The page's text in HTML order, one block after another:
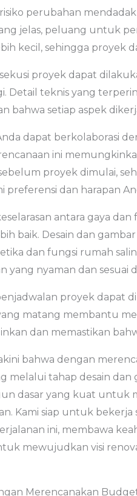
perubahan
jelas, peluang untuk
kecil, sehingga proyek
proyek dapat
Detail teknis yang
bahwa setiap aspek
dapat berkolaborasi
ini
proyek dimulai,
preferensi dan harapan
antara gaya
baik. Desain dan
dan fungsi rumah
yang nyaman dan sesuai
proyek dapat
matang membantu
dan memastikan
bahwa dengan
melalui tahap desain dan
dasar yang kuat untuk
Kami siap untuk bekerja
ini, membawa
mewujudkan visi
Merencanakan